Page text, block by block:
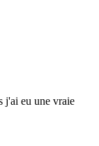
j'ai eu une vraie